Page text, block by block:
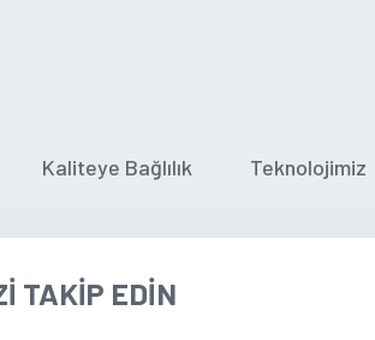
Kaliteye Bağlılık Teknolojimiz
TAKIP EDIN